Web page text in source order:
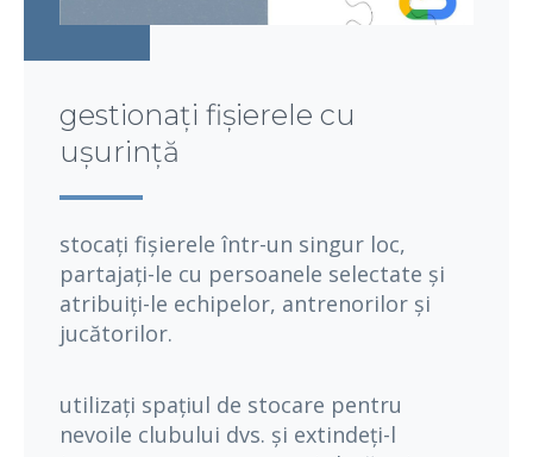
gestionați fișierele cu
ușurință
stocați fișierele într-un singur loc,
partajați-le cu persoanele selectate și
atribuiți-le echipelor, antrenorilor și
jucătorilor.
utilizați spațiul de stocare pentru
nevoile clubului dvs. și extindeți-l